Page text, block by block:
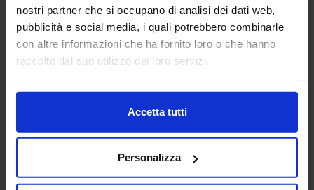
nostri partner che si occupano di analisi dei dati web,
pubblicità e social media, i quali potrebbero combinarle
con altre informazioni che ha fornito loro o che hanno
raccolto dal suo utilizzo dei loro servizi.
Accetta tutti
Personalizza